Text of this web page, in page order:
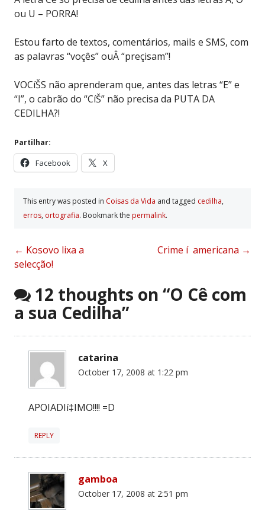
ou U – PORRA!
Estou farto de textos, comentários, mails e SMS, com
as palavras “voçês” ouÂ “preçisam”!
VOCíŠS não aprenderam que, antes das letras “E” e
“I”, o cabrão do “CíŠ” não precisa da PUTA DA
CEDILHA?!
Partilhar:
Facebook X
This entry was posted in Coisas da Vida and tagged cedilha,
erros, ortografia. Bookmark the permalink.
Post
navigation
← Kosovo lixa a
selecção!
Crime í americana →
12 thoughts on “O Cê com
a sua Cedilha”
catarina
October 17, 2008 at 1:22 pm
APOIADIí‡IMO!!!! =D
REPLY
gamboa
October 17, 2008 at 2:51 pm